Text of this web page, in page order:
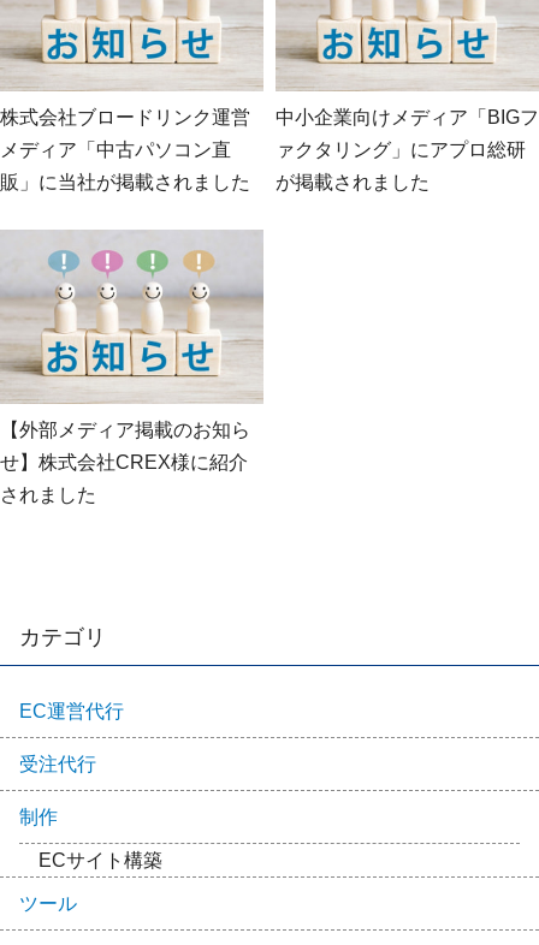
株式会社ブロードリンク運営
メディア「中古パソコン直
販」に当社が掲載されました
中小企業向けメディア「BIGフ
ァクタリング」にアプロ総研
が掲載されました
【外部メディア掲載のお知ら
せ】株式会社CREX様に紹介
されました
カテゴリ
EC運営代行
受注代行
制作
ECサイト構築
ツール